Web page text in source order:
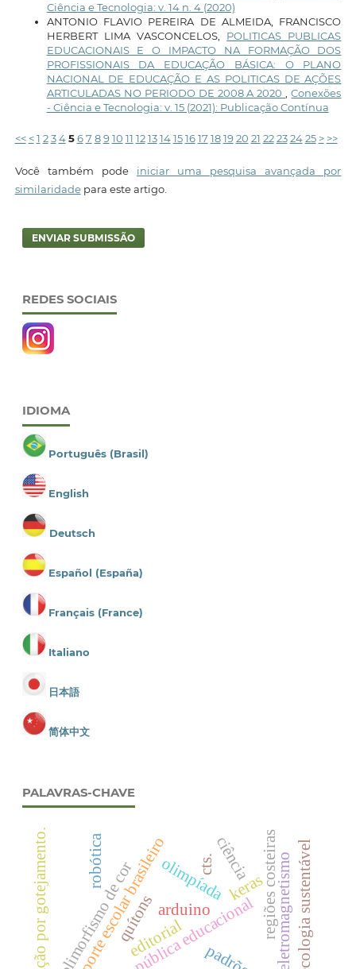
Ciência e Tecnologia: v. 14 n. 4 (2020)
ANTONIO FLAVIO PEREIRA DE ALMEIDA, FRANCISCO
HERBERT LIMA VASCONCELOS, POLITICAS PUBLICAS
EDUCACIONAIS E O IMPACTO NA FORMAÇÃO DOS
PROFISSIONAIS DA EDUCAÇÃO BÁSICA: O PLANO
NACIONAL DE EDUCAÇÃO E AS POLITICAS DE AÇÕES
ARTICULADAS NO PERIODO DE 2008 A 2020
,Conexões
- Ciência e Tecnologia: v. 15 (2021): Publicação Contínua
<< < 1 2 3 4 5 6 7 8 9 10 11 12 13 14 15 16 17 18 19 20 21 22 23 24 25 > >>
Você também pode iniciar uma pesquisa avançada por
similaridadepara este artigo.
ENVIAR SUBMISSÃO
REDES SOCIAIS
IDIOMA
Português (Brasil)
English
Deutsch
Español (España)
Français (France)
Italiano
日本語
简体中文
PALAVRAS-CHAVE
editorial
olimpíada
transporte escolar brasileiro
polimorfismo de cor
quítons regiões costeiras
robótica keras
irrigação por gotejamento. cts. eletromagnetismo
ciência agroecologia sustentável
arduino